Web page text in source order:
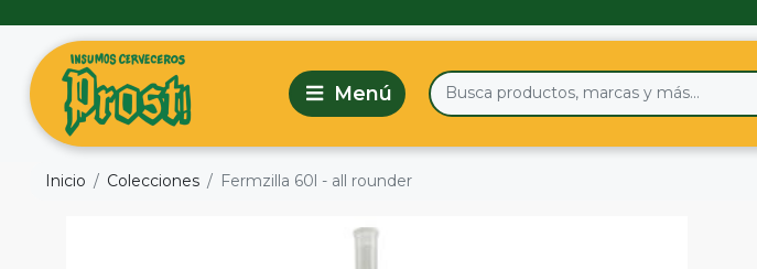
Inicio Colecciones Fermzilla 60l - all rounder